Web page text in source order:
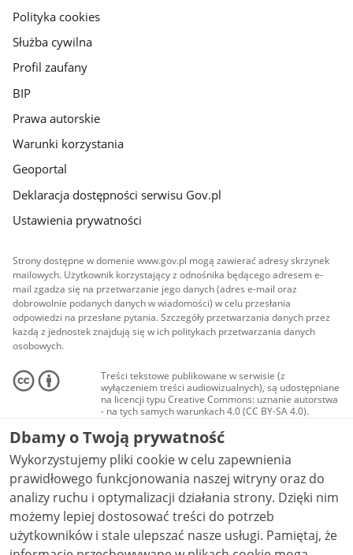
gov.pl
Polityka cookies
Służba cywilna
Profil zaufany
BIP
Prawa autorskie
Warunki korzystania
Geoportal
Deklaracja dostępności serwisu Gov.pl
Ustawienia prywatności
Strony dostępne w domenie www.gov.pl mogą zawierać adresy skrzynek
mailowych. Użytkownik korzystający z odnośnika będącego adresem e-
mail zgadza się na przetwarzanie jego danych (adres e-mail oraz
dobrowolnie podanych danych w wiadomości) w celu przesłania
odpowiedzi na przesłane pytania. Szczegóły przetwarzania danych przez
każdą z jednostek znajdują się w ich politykach przetwarzania danych
osobowych.
Treści tekstowe publikowane w serwisie (z
wyłączeniem treści audiowizualnych), są udostępniane
na licencji typu Creative Commons: uznanie autorstwa
- na tych samych warunkach 4.0 (CC BY-SA 4.0).
Materiały audiowizualne, w tym zdjęcia, materiały
audio i wideo, są udostępniane na licencji typu
Creative Commons: uznanie autorstwa użycie
niekomercyjne - bez utworów zależnych 4.0 (CC BY-
NC-ND 4.0), o ile nie jest to stwierdzone inaczej.
Dbamy o Twoją prywatność
Wykorzystujemy pliki cookie w celu zapewnienia
prawidłowego funkcjonowania naszej witryny oraz do
analizy ruchu i optymalizacji działania strony. Dzięki nim
możemy lepiej dostosować treści do potrzeb
użytkowników i stale ulepszać nasze usługi. Pamiętaj, że